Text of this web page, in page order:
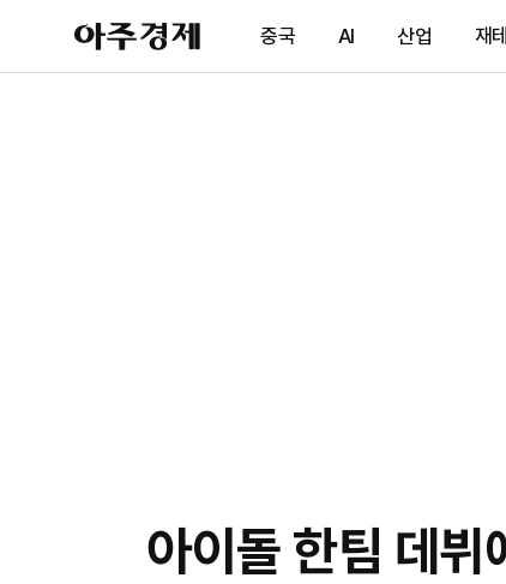
아
주
제
중국 AI 산업 재
아이돌 한팀 데